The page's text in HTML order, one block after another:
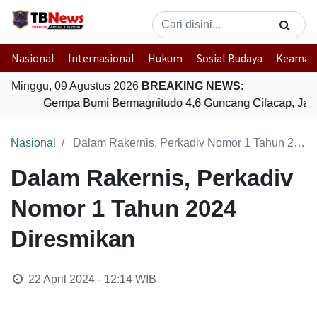
Nasional Internasional Hukum Sosial Budaya
Minggu, 09 Agustus 2026 BREAKING NEWS:
Gempa Bumi Bermagnitudo 4,6 Guncang Cilacap,
Nasional Dalam Rakernis, Perkadiv Nomor 1 Tahun 2024 Diresmikan
Dalam Rakernis, Perkadiv
Nomor 1 Tahun 2024
Diresmikan
22 April 2024 - 12:14WIB